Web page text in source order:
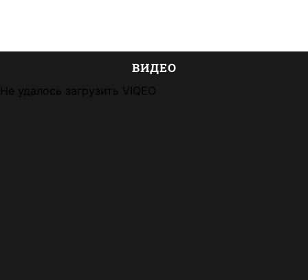
ВИДЕО
Не удалось загрузить VIQEO